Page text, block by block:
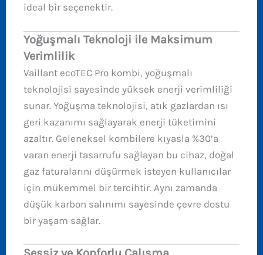
ideal bir seçenektir.
Yoğuşmalı Teknoloji ile Maksimum
Verimlilik
Vaillant ecoTEC Pro kombi, yoğuşmalı
teknolojisi sayesinde yüksek enerji verimliliği
sunar. Yoğuşma teknolojisi, atık gazlardan ısı
geri kazanımı sağlayarak enerji tüketimini
azaltır. Geleneksel kombilere kıyasla %30’a
varan enerji tasarrufu sağlayan bu cihaz, doğal
gaz faturalarını düşürmek isteyen kullanıcılar
için mükemmel bir tercihtir. Aynı zamanda
düşük karbon salınımı sayesinde çevre dostu
bir yaşam sağlar.